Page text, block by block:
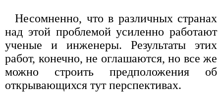
Несомненно, что в различных странах
над этой проблемой усиленно работают
ученые и инженеры. Результаты этих
работ, конечно, не оглашаются, но все же
можно строить предположения об
открывающихся тут перспективах.